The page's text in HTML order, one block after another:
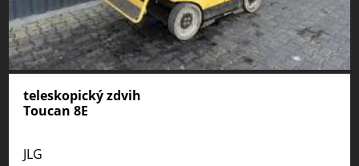
teleskopický zdvih
Toucan 8E
JLG